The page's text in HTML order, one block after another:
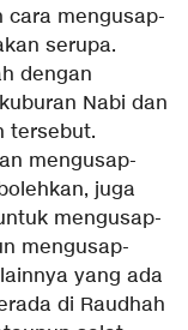
cara mengusap-
serupa.
dengan
Nabi dan
tersebut.
mengusap-
juga
mengusap-
mengusap-
yang ada
di Raudhah